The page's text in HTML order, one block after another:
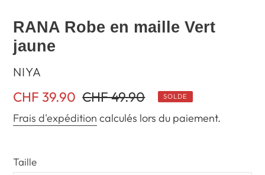
RANA Robe en maille Vert
jaune
DISTRIBUTEUR
NIYA
Prix
réduit
CHF 39.90 Prix
normal
CHF 49.90 SOLDE
Frais d'expédition calculés lors du paiement.
Taille